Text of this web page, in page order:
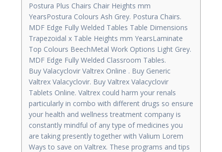
Postura Plus Chairs Chair Heights mm
YearsPostura Colours Ash Grey. Postura Chairs.
MDF Edge Fully Welded Tables Table Dimensions
Trapezoidal x Table Heights mm YearsLaminate
Top Colours BeechMetal Work Options Light Grey.
MDF Edge Fully Welded Classroom Tables.
Buy Valacyclovir Valtrex Online . Buy Generic
Valtrex Valacyclovir. Buy Valtrex Valacyclovir
Tablets Online. Valtrex could harm your renals
particularly in combo with different drugs so ensure
your health and wellness treatment company is
constantly mindful of any type of medicines you
are taking presently together with Valium Lorem
Ways to save on Valtrex. These programs and tips